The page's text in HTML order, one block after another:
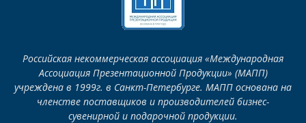
Российская некоммерческая ассоциация «Международная
Ассоциация Презентационной Продукции» (МАПП)
учреждена в 1999г. в Санкт-Петербурге. МАПП основана на
членстве поставщиков и производителей бизнес-
сувенирной и подарочной продукции.